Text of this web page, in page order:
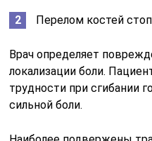
Перелом костей
Врач определяет
локализации боли.
трудности при сгибании
сильной боли.